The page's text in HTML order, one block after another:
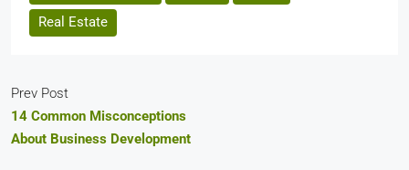
Real Estate
Prev Post
14 Common Misconceptions
About Business Development